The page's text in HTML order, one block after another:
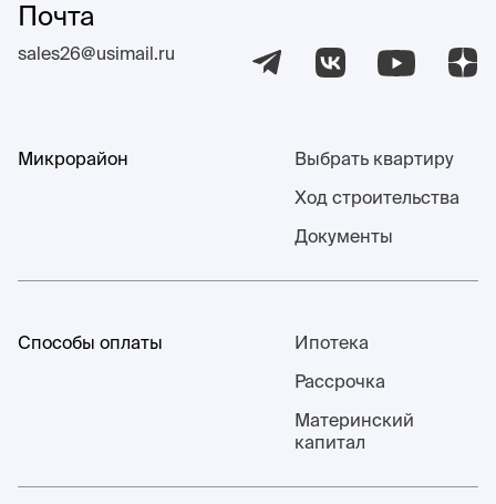
Почта
sales26@usimail.ru
Микрорайон
Выбрать квартиру
Ход строительства
Документы
Способы оплаты
Ипотека
Рассрочка
Материнский
капитал